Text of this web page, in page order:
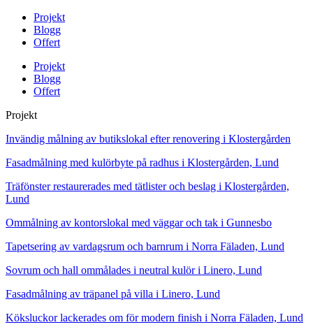
Projekt
Blogg
Offert
Projekt
Blogg
Offert
Projekt
Invändig målning av butikslokal efter renovering i Klostergården
Fasadmålning med kulörbyte på radhus i Klostergården, Lund
Träfönster restaurerades med tätlister och beslag i Klostergården,
Lund
Ommålning av kontorslokal med väggar och tak i Gunnesbo
Tapetsering av vardagsrum och barnrum i Norra Fäladen, Lund
Sovrum och hall ommålades i neutral kulör i Linero, Lund
Fasadmålning av träpanel på villa i Linero, Lund
Köksluckor lackerades om för modern finish i Norra Fäladen, Lund